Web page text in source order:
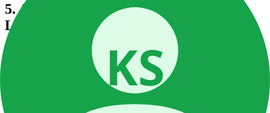
5. Arang Sekam — Solusi Ekonomis
Lokal
Arang sekam adalah kulit padi (sekam) yang dibakar tidak sempurna
(karbonisasi) menghasilkan arang ringan berwarna hitam. Media
paling lokal dan ekonomis.